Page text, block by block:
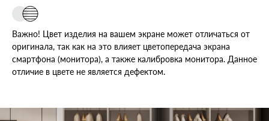
Важно! Цвет изделия на вашем экране может отличаться от
оригинала, так как на это влияет цветопередача экрана
смартфона (монитора), а также калибровка монитора. Данное
отличие в цвете не является дефектом.